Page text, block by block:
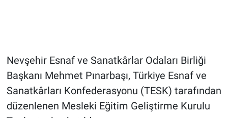
Nevşehir Esnaf ve Sanatkârlar Odaları Birliği
Başkanı Mehmet Pınarbaşı, Türkiye Esnaf ve
Sanatkârları Konfederasyonu (TESK) tarafından
düzenlenen Mesleki Eğitim Geliştirme Kurulu
Kayseri
Niğde